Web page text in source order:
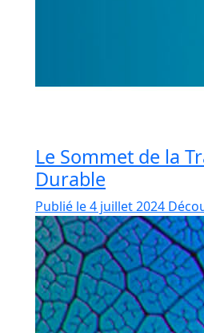
Le Sommet de la
Durable
Publié le 4 juillet 2024